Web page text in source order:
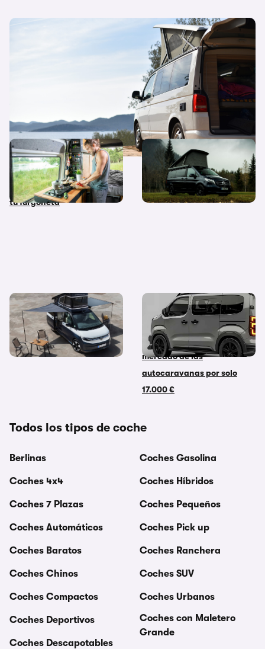
Las mejores furgonetas para camperizar en
¿Libertad en 5.000 € o
15.000 €? La verdad sobre
cuánto cuesta camperizar
tu furgoneta
Mejores furgonetas camper
¿Comprar o alquilar una
camper? La guía definitiva
para decidir la mejor opción
La camper de Dacia que
todo el mundo espera y que
podría revolucionar el
mercado de las
autocaravanas por solo
17.000 €
Todos los tipos de coche
Berlinas
Coches 4x4
Coches 7 Plazas
Coches Automáticos
Coches Baratos
Coches Chinos
Coches Compactos
Coches Deportivos
Coches Descapotables
Coches Gasolina
Coches Híbridos
Coches Pequeños
Coches Pick up
Coches Ranchera
Coches SUV
Coches Urbanos
Coches con Maletero
Grande